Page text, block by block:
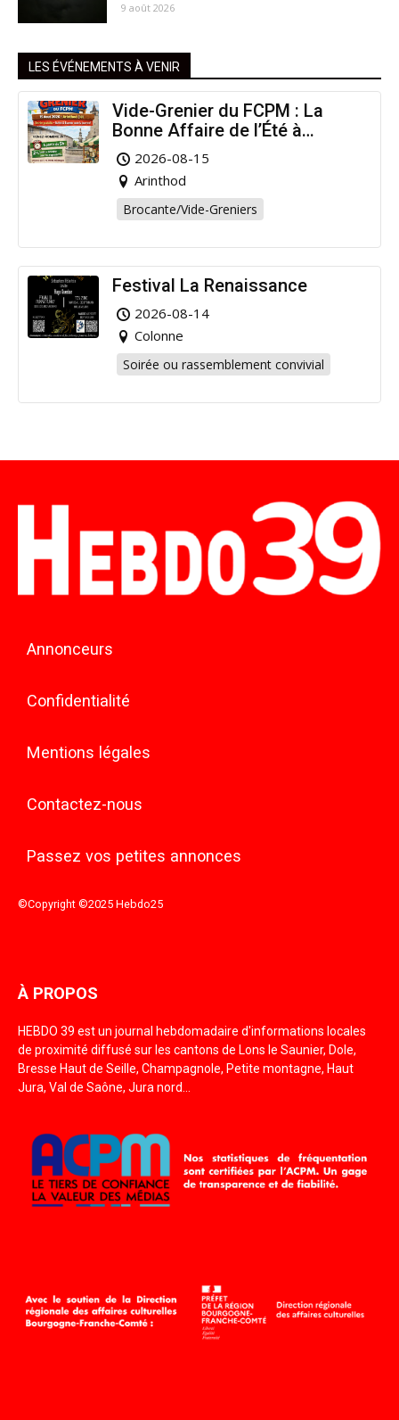
9 août 2026
LES ÉVÉNEMENTS À VENIR
Vide-Grenier du FCPM : La
Bonne Affaire de l’Été à
Arinthod !
2026-08-15
Arinthod
Brocante/Vide-Greniers
Festival La Renaissance
2026-08-14
Colonne
Soirée ou rassemblement convivial